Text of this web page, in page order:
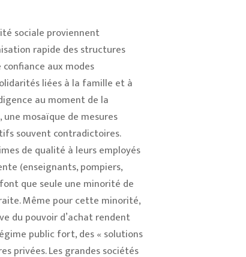
sociale proviennent
rapide des structures
aux modes
liées à la famille et à
au moment de la
mosaïque de mesures
souvent contradictoires.
de qualité à leurs employés
(enseignants, pompiers,
que seule une minorité de
Même pour cette minorité,
du pouvoir d’achat rendent
public fort, des « solutions
privées. Les grandes sociétés